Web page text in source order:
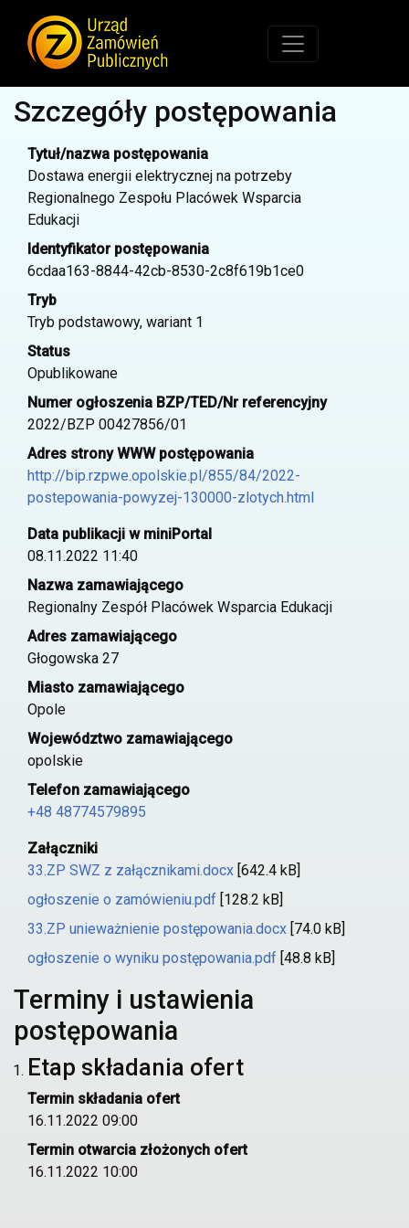
Szczegóły postępowania
Tytuł/nazwa postępowania
Dostawa energii elektrycznej na potrzeby
Regionalnego Zespołu Placówek Wsparcia
Edukacji
Identyfikator postępowania
6cdaa163-8844-42cb-8530-2c8f619b1ce0
Tryb
Tryb podstawowy, wariant 1
Status
Opublikowane
Numer ogłoszenia BZP/TED/Nr referencyjny
2022/BZP 00427856/01
Adres strony WWW postępowania
http://bip.rzpwe.opolskie.pl/855/84/2022-
postepowania-powyzej-130000-zlotych.html
Data publikacji w miniPortal
08.11.2022 11:40
Nazwa zamawiającego
Regionalny Zespół Placówek Wsparcia Edukacji
Adres zamawiającego
Głogowska 27
Miasto zamawiającego
Opole
Województwo zamawiającego
opolskie
Telefon zamawiającego
+48 48774579895
Załączniki
33.ZP SWZ z załącznikami.docx [642.4 kB]
ogłoszenie o zamówieniu.pdf [128.2 kB]
33.ZP unieważnienie postępowania.docx [74.0 kB]
ogłoszenie o wyniku postępowania.pdf [48.8 kB]
Terminy i ustawienia
postępowania
Etap składania ofert
Termin składania ofert
16.11.2022 09:00
Termin otwarcia złożonych ofert
16.11.2022 10:00